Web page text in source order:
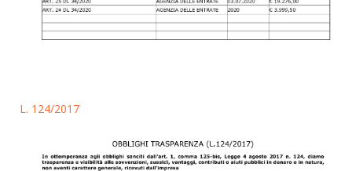
L. 124/2017